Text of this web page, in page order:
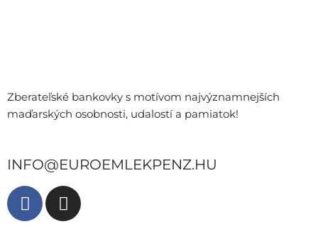
Zberateľské bankovky s motívom najvýznamnejších
maďarských osobnosti, udalostí a pamiatok!
INFO@EUROEMLEKPENZ.HU